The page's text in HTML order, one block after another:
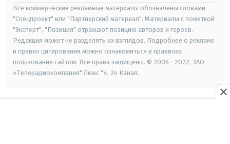
Все коммерческие рекламные материалы обозначены словами
"Спецпроект" или "Партнерский материал". Материалы с пометкой
"Эксперт", "Позиция" отражают позицию авторов и героев.
Редакция может не разделять их взглядов. Подробнее о рекламе
и правил цитирования можно ознакомиться в правилах
пользования сайтом. Все права защищены. © 2005—2022, ЗАО
«Телерадиокомпания" Люкс "», 24 Канал.